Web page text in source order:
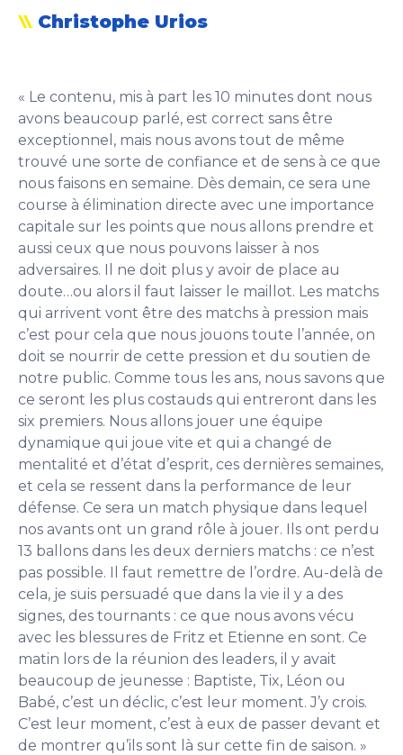
Christophe Urios
« Le contenu, mis à part les 10 minutes dont nous
avons beaucoup parlé, est correct sans être
exceptionnel, mais nous avons tout de même
trouvé une sorte de confiance et de sens à ce que
nous faisons en semaine. Dès demain, ce sera une
course à élimination directe avec une importance
capitale sur les points que nous allons prendre et
aussi ceux que nous pouvons laisser à nos
adversaires. Il ne doit plus y avoir de place au
doute…ou alors il faut laisser le maillot. Les matchs
qui arrivent vont être des matchs à pression mais
c’est pour cela que nous jouons toute l’année, on
doit se nourrir de cette pression et du soutien de
notre public. Comme tous les ans, nous savons que
ce seront les plus costauds qui entreront dans les
six premiers. Nous allons jouer une équipe
dynamique qui joue vite et qui a changé de
mentalité et d’état d’esprit, ces dernières semaines,
et cela se ressent dans la performance de leur
défense. Ce sera un match physique dans lequel
nos avants ont un grand rôle à jouer. Ils ont perdu
13 ballons dans les deux derniers matchs : ce n’est
pas possible. Il faut remettre de l’ordre. Au-delà de
cela, je suis persuadé que dans la vie il y a des
signes, des tournants : ce que nous avons vécu
avec les blessures de Fritz et Etienne en sont. Ce
matin lors de la réunion des leaders, il y avait
beaucoup de jeunesse : Baptiste, Tix, Léon ou
Babé, c’est un déclic, c’est leur moment. J’y crois.
C’est leur moment, c’est à eux de passer devant et
de montrer qu’ils sont là sur cette fin de saison. »